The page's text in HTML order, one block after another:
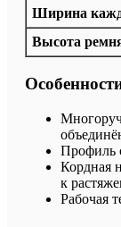
Ширина
Высота
Профиль
Кордная
к
Рабочая